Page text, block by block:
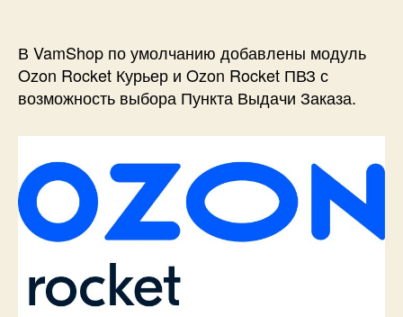
Ozon
Rocket
и
VamShop
В VamShop по умолчанию добавлены модуль
Ozon Rocket Курьер и Ozon Rocket ПВЗ с
возможность выбора Пункта Выдачи Заказа.